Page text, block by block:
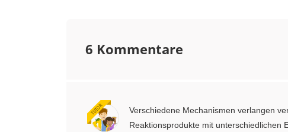
ein Proton mit einem Isobutylenmolekül. Das
Carbokation gebildet. Ein Proton dieses
Bindung aus. Im großen Molekül entsteht eine
6 Kommentare
Verschiedene Mechanismen verlangen
Reaktionsprodukte mit unterschiedlichen